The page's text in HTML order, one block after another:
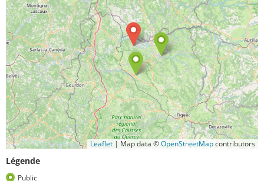
Leaflet | Map data ©OpenStreetMapcontributors
Légende
Public